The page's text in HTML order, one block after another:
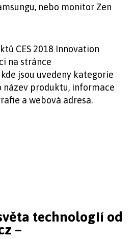
nebo monitor Zen
CES 2018 Innovation
na stránce
kde jsou uvedeny kategorie
název produktu, informace
a webová adresa.
technologií od
–